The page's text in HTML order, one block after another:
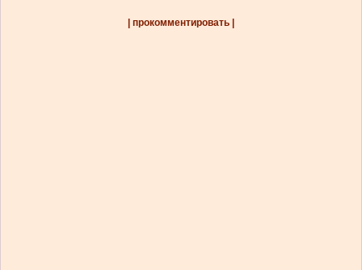
| прокомментировать |